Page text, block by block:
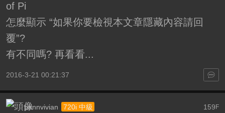
of Pi
怎麼顯示 “如果你要檢視本文章隱藏內容請回
覆”?
有不同嗎? 再看看...
2016-3-21 00:21:37
159F
pannvivian 720i 中級